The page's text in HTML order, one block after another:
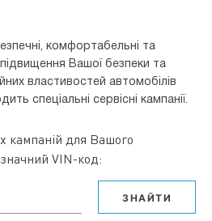
комфортабельні та
Вашої безпеки та
властивостей автомобілів
спеціальні сервісні кампанії.
кампаній для Вашого
VIN-код:
ЗНАЙТИ